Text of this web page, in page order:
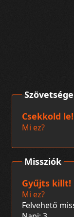
Missziók
Gyűjts killt!
Mi ez?
Felvehető
Csekkold le!
Mi ez?